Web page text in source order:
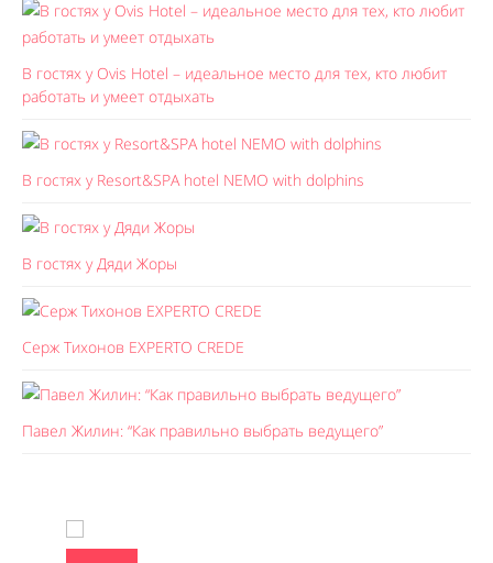
В гостях у Ovis Hotel – идеальное место для тех, кто любит
работать и умеет отдыхать
В гостях у Resort&SPA hotel NEMO with dolphins
В гостях у Дяди Жоры
Серж Тихонов EXPERTO CREDE
Павел Жилин: “Как правильно выбрать ведущего”